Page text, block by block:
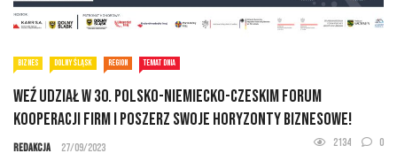
BIZNES DOLNY ŚLĄSK REGION TEMAT DNIA
Weź udział w 30. Polsko-Niemiecko-Czeskim Forum
Kooperacji Firm i Poszerz Swoje Horyzonty Biznesowe!
Redakcja 27/09/2023 2134 0